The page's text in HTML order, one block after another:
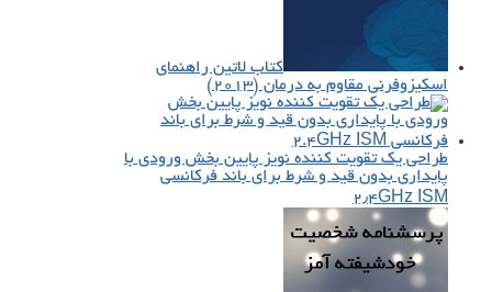
کتاب لاتین راهنمای
اسکیزوفرنی مقاوم به درمان (۲۰۱۳)
طراحی یک تقویت کننده نویز پایین بخش ورودی با
پایداری بدون قید و شرط برای باند فرکانسی
۲٫۴GHz ISM